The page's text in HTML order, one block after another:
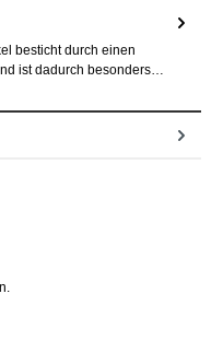
besticht durch einen
ist dadurch besonders…